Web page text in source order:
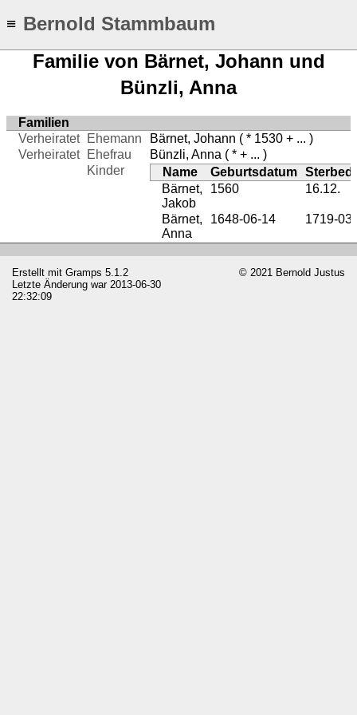
≡ Bernold Stammbaum
Familie von Bärnet, Johann und
Bünzli, Anna
Familien
Verheiratet
Ehemann Bärnet, Johann ( * 1530 + ... )
Verheiratet
Ehefrau Bünzli, Anna ( * + ... )
Kinder
Name Geburtsdatum
Bärnet,
Jakob
1560 16.12.
Bärnet,
Anna
1648-06-14 1719-
Erstellt mit Gramps 5.1.2
Letzte Änderung war 2013-06-30
22:32:09
© 2021 Bernold Justus